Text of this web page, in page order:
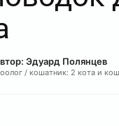
Эдуард Полянцев
/ кошатник: 2 кота и